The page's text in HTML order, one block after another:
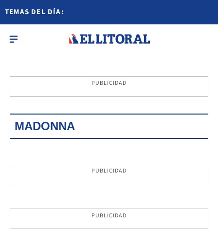
TEMAS DEL DÍA:
PUBLICIDAD
MADONNA
PUBLICIDAD
PUBLICIDAD